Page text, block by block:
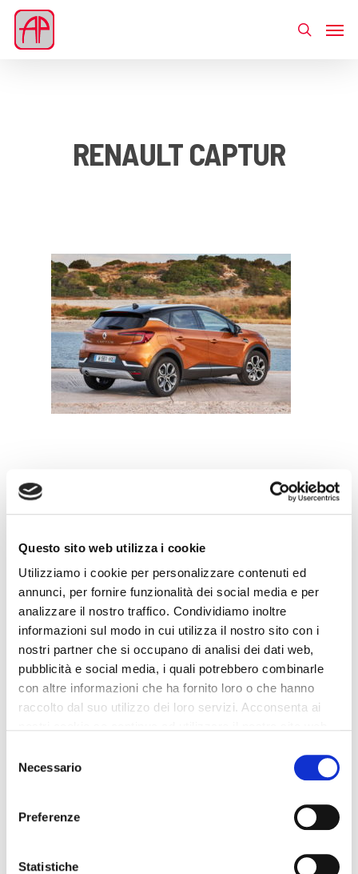
Questo sito web utilizza i cookie
Utilizziamo i cookie per personalizzare contenuti ed
annunci, per fornire funzionalità dei social media e per
analizzare il nostro traffico. Condividiamo inoltre
informazioni sul modo in cui utilizza il nostro sito con i
nostri partner che si occupano di analisi dei dati web,
pubblicità e social media, i quali potrebbero combinarle
con altre informazioni che ha fornito loro o che hanno
raccolto dal suo utilizzo dei loro servizi. Acconsenta ai
delNecessario
Preferenze
Statistiche
RENAULT CAPTUR
Leave a Reply
Name